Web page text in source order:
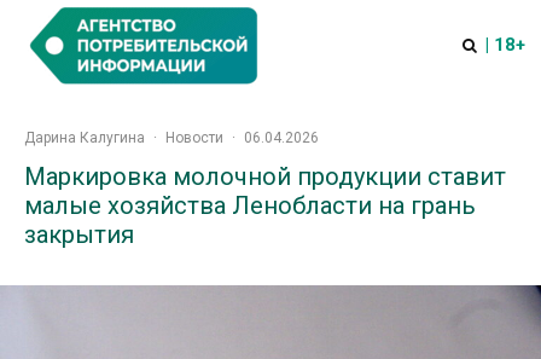
| 18+
Дарина Калугина · Новости · 06.04.2026
Маркировка молочной продукции ставит
малые хозяйства Ленобласти на грань
закрытия